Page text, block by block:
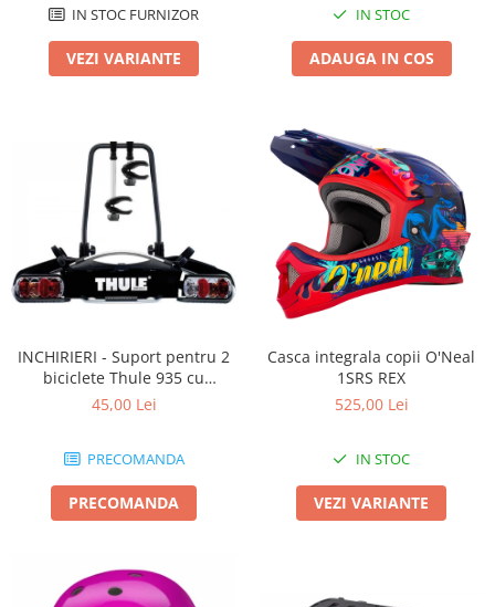
IN STOC FURNIZOR
VEZI VARIANTE
IN STOC
ADAUGA IN COS
INCHIRIERI - Suport pentru 2
biciclete Thule 935 cu
prindere pe carligul de
45,00 Lei
PRECOMANDA
PRECOMANDA
Casca integrala copii O'Neal
1SRS REX
525,00 Lei
IN STOC
VEZI VARIANTE